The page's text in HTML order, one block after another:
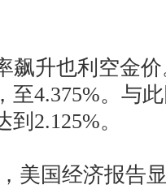
升也利空金价
至4.375%。与
2.125%。
国经济报告显